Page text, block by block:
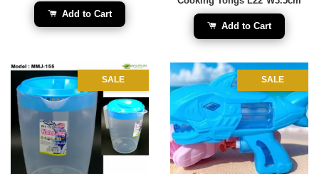
Add to Cart
Add to Cart
SALE SALE